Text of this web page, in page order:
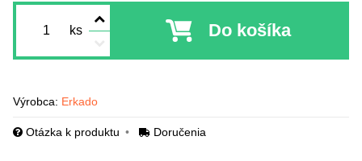
ks Do košíka
Výrobca: Erkado
Otázka k produktu Doručenia